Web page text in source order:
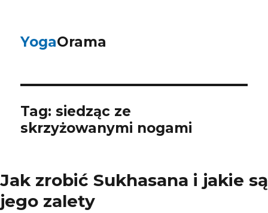
YogaOrama
Tag:siedząc ze
skrzyżowanymi nogami
Jak zrobić Sukhasana i jakie są
jego zalety